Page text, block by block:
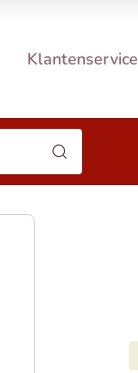
Klantenservice